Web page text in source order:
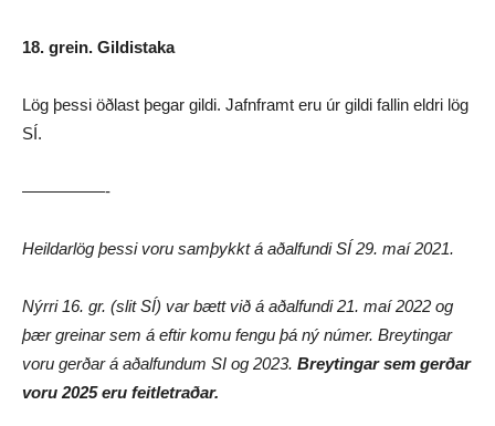
18. grein. Gildistaka
Lög þessi öðlast þegar gildi. Jafnframt eru úr gildi fallin eldri lög
SÍ.
—————-
Heildarlög þessi voru samþykkt á aðalfundi SÍ 29. maí 2021.
Nýrri 16. gr. (slit SÍ) var bætt við á aðalfundi 21. maí 2022 og
þær greinar sem á eftir komu fengu þá ný númer. Breytingar
voru gerðar á aðalfundum SI og 2023. Breytingar sem gerðar
voru 2025 eru feitletraðar.